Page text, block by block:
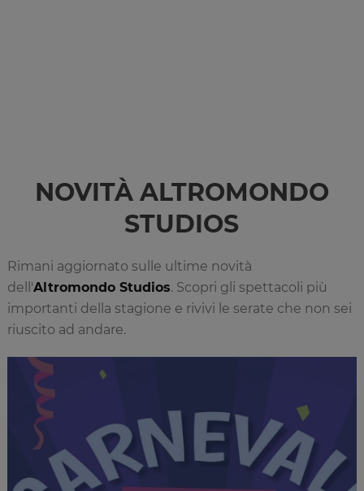
NOVITÀ ALTROMONDO
STUDIOS
Rimani aggiornato sulle ultime novità
dell'Altromondo Studios. Scopri gli spettacoli più
importanti della stagione e rivivi le serate che non sei
riuscito ad andare.